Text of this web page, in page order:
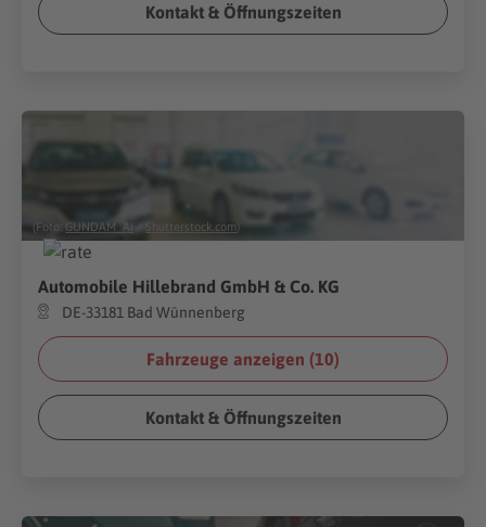
Kontakt & Öffnungszeiten
(Foto: GUNDAM_Ai / Shutterstock.com)
Automobile Hillebrand GmbH & Co. KG
DE-33181 Bad Wünnenberg
Fahrzeuge anzeigen (10)
Kontakt & Öffnungszeiten